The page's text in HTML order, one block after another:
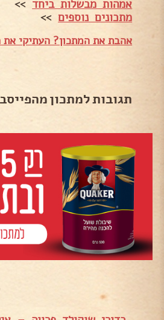
אמהות מבשלות ביחד>>
מתכונים נוספים>>
אהבת את המתכון? העתיקי
תגובות למתכון